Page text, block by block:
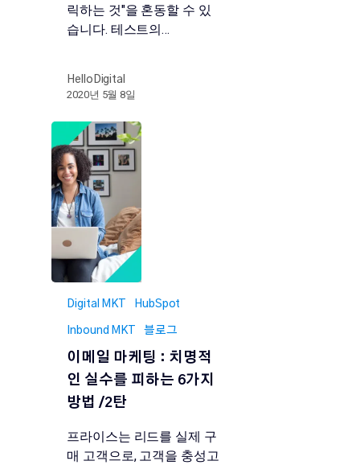
릭하는 것"을 혼동할 수 있
습니다. 테스트의…
HelloDigital
2020년 5월 8일
Digital MKT HubSpot
Inbound MKT 블로그
이메일 마케팅 : 치명적
인 실수를 피하는 6가지
방법 /2탄
프라이스는 리드를 실제 구
매 고객으로, 고객을 충성고